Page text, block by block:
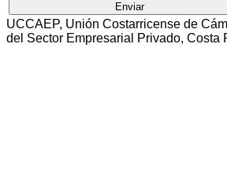
UCCAEP, Unión Costarricense de
del Sector Empresarial Privado, Costa